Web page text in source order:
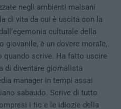
negli ambienti malsani
di vita da cui è uscita con la
culturale della
è un dovere morale,
quando scrive. Ha fatto uscire
di diventare giornalista
manager in tempi assai
sabaudo. Scrive di tutto
i tic e le idiozie della